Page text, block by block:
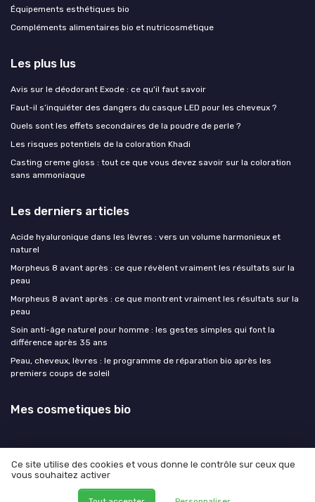
Équipements esthétiques bio
Compléments alimentaires bio et nutricosmétique
Les plus lus
Avis sur le déodorant Exode : ce qu'il faut savoir
Faut-il s’inquiéter des dangers du casque LED pour les cheveux ?
Quels sont les effets secondaires de la poudre de perle ?
Les risques potentiels de la coloration Khadi
Casting creme gloss : tout ce que vous devez savoir sur la coloration
sans ammoniaque
Les derniers articles
Acide hyaluronique dans les lèvres : vers un volume harmonieux et
naturel
Morpheus 8 avant après : ce que révèlent vraiment les résultats sur la
peau
Morpheus 8 avant après : ce que montrent vraiment les résultats sur la
peau
Soin anti-âge naturel pour homme : les gestes simples qui font la
différence après 35 ans
Peau, cheveux, lèvres : le programme de réparation bio après les
premiers coups de soleil
Mes cosmetiques bio
Mentions légales
© Mes cosmetiques bio 2026
Ce site utilise des cookies et vous donne le contrôle sur ceux que
vous souhaitez activer